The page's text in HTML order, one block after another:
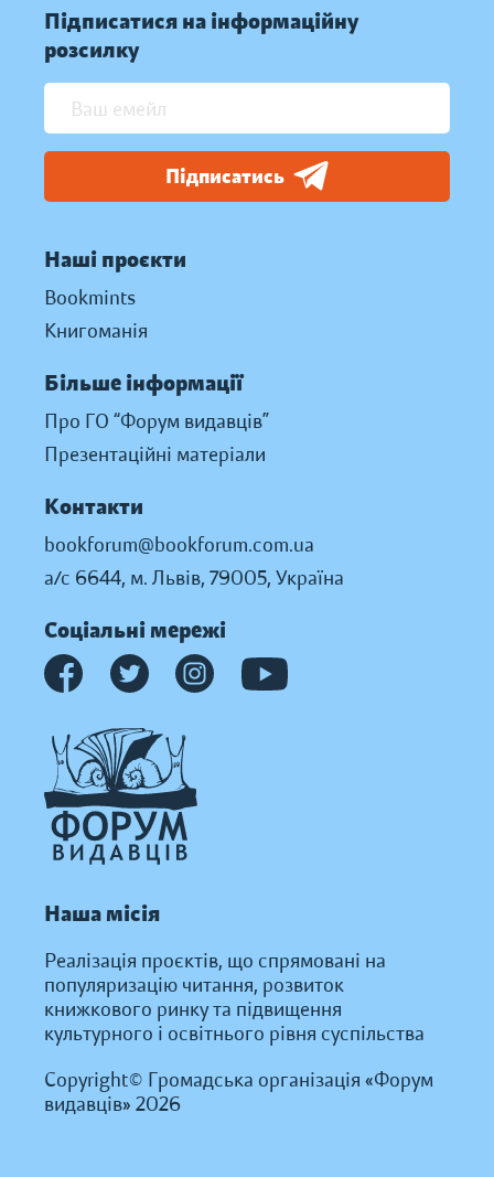
Підписатися на інформаційну
розсилку
Підписатись
Наші проєкти
Bookmints
Книгоманія
Більше інформації
Про ГО “Форум видавців”
Презентаційні матеріали
Контакти
bookforum@bookforum.com.ua
а/с 6644, м. Львів, 79005, Україна
Соціальні мережі
Наша місія
Реалізація проєктів, що спрямовані на
популяризацію читання, розвиток
книжкового ринку та підвищення
культурного і освітнього рівня суспільства
Copyright© Громадська організація «Форум
видавців» 2026